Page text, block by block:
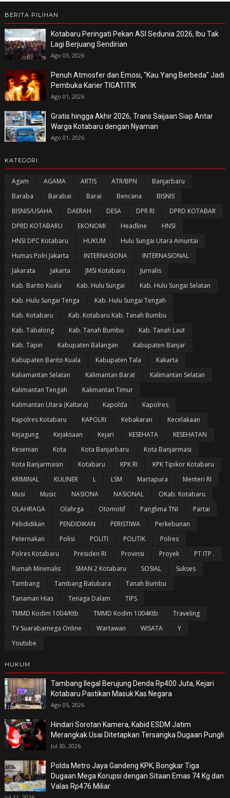
BERITA PILIHAN
Kotabaru Peringati Pekan ASI Sedunia 2026, Ibu Tak
Lagi Berjuang Sendirian
Ago 03, 2026
Penuh Atmosfer dan Emosi, "Kau Yang Berbeda" Jadi
Pembuka Karier TIGATITIK
Ago 01, 2026
Gratis hingga Akhir 2026, Trans Saijaan Siap Antar
Warga Kotabaru dengan Nyaman
Ago 01, 2026
KATEGORI
Agam AGAMA ARTIS ATR/BPN
Banjarbaru
Baraba
Barabai Barai Bencana
BISNIS
BISNIS/USAHA
DAERAH DESA DPR RI
DPRD KOTABAR
DPRD KOTABARU
EKONOMI Headline
HNSI
HNSI DPC Kotabaru
HUKUM
Hulu Sungai Utara Amuntai
Humas Polri Jakarta
INTERNASIONA
INTERNASIONAL
Jakarata
Jakarta JMSI Kotabaru
Jurnalis
Kab. Barito Kuala
Kab. Hulu Sungai
Kab. Hulu Sungai Selatan
Kab. Hulu Sungai Tenga
Kab. Hulu Sungai Tengah
Kab. Kotabaru
Kab. Kotabaru Kab. Tanah Bumbu
Kab. Tabalong
Kab. Tanah Bumbu
Kab. Tanah Laut
Kab. Tapin
Kabupaten Balangan
Kabupaten Banjar
Kabupaten Barito Kuala
Kabupaten Tala
Kakarta
Kaliamantan Selatan
Kalimantan Barat
Kalimantan Selatan
Kalimantan Tengah
Kalimantan Timur
Kalimantan Utara (Kaltara)
Kapolda
Kapolres
Kapolres Kotabaru
KAPOLRI Kebakaran
Kecelakaan
Kejagung
Kejaksaan Kejari KESEHATA
KESEHATAN
Kesenian
Kota Kota Banjarbaru
Kota Banjarmasi
Kota Banjarmasin
Kotabaru KPK RI
KPK Tipikor Kotabaru
KRIMINAL
KULINER L LSM Martapura
Menteri RI
Musi
Music NASIONA NASIONAL
OKab. Kotabaru
OLAHRAGA
Olahrga Otomotif Panglima TNI
Partai
Pebdidikan
PENDIDIKAN PERISTIWA
Perkebunan
Peternakan
Polisi POLITI POLITIK
Polres
Polres Kotabaru
Presiden RI Provinsi Proyek
PT ITP .
Rumah Minimalis
SMAN 2 Kotabaru SOSIAL
Sukses
Tambang
Tambang Batubara
Tanah Bumbu
Tanaman Hias
Tenaga Dalam
TIPS
TMMD Kodim 1004/Ktb
TMMD Kodim 1004Ktb
Traveling
TV Suarabamega Online
Wartawan WISATA
Y
Youtube
HUKUM
Tambang Ilegal Berujung Denda Rp400 Juta, Kejari
Kotabaru Pastikan Masuk Kas Negara
Ago 05, 2026
Hindari Sorotan Kamera, Kabid ESDM Jatim
Merangkak Usai Ditetapkan Tersangka Dugaan Pungli
Jul 30, 2026
Polda Metro Jaya Gandeng KPK, Bongkar Tiga
Dugaan Mega Korupsi dengan Sitaan Emas 74 Kg dan
Valas Rp476 Miliar